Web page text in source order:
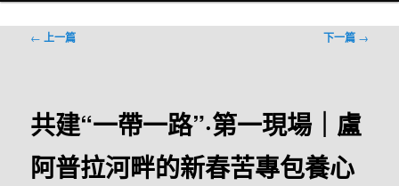
文
← 上一篇 下一篇 →
共建“一帶一路”·第一現場｜盧
阿普拉河畔的新春苦專包養心